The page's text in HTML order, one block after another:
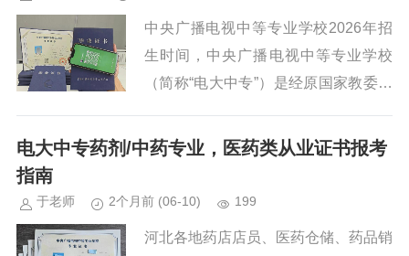
中央广播电视中等专业学校2026年招
生时间，中央广播电视中等专业学校
（简称“电大中专”）是经原国家教委批
导，依托国家开放大学设置的公办成人
电大中专药剂/中药专业，医药类从业证书报考
指南
于老师 2个月前 (06-10) 199
河北各地药店店员、医药仓储、药品销